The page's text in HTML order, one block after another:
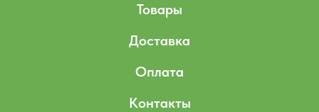
Товары
Доставка
Оплата
Контакты